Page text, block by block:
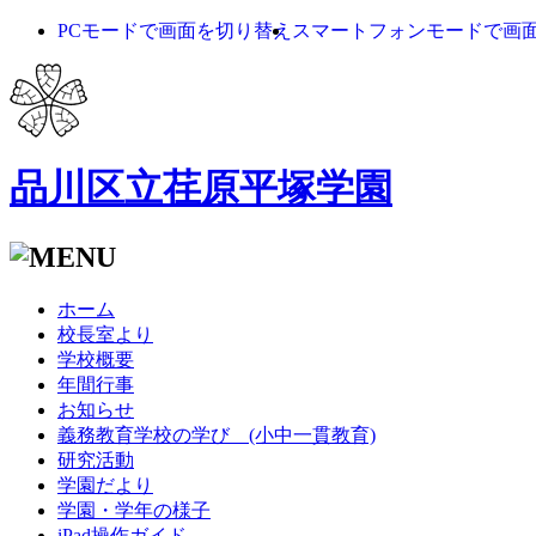
PCモードで画面を切り替え スマートフォンモードで画
品川区立荏原平塚学園
ホーム
校長室より
学校概要
年間行事
お知らせ
義務教育学校の学び (小中一貫教育)
研究活動
学園だより
学園・学年の様子